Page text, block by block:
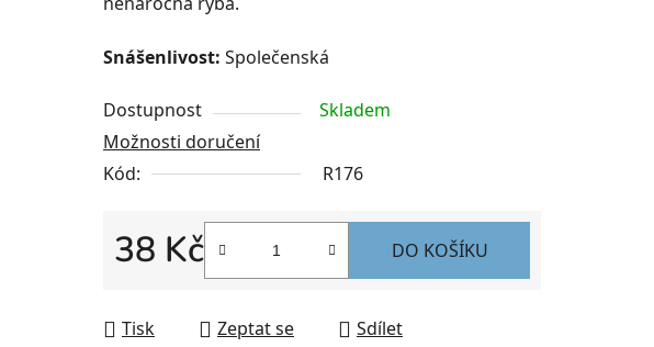
Snášenlivost: Společenská
Dostupnost
Skladem
Možnosti doručení
Kód:
R176
38 Kč
Měrná cena:
DO KOŠÍKU
Tisk Zeptat se Sdílet